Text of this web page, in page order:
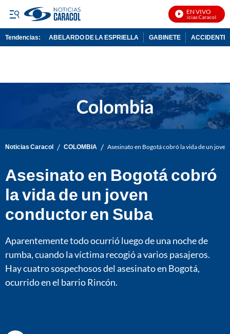
EN VIVO
Noticias Caracol En
Tendencias: ABELARDO DE LA ESPRIELLA GABINETE ACCIDENTE
Noticias Caracol / COLOMBIA / Asesinato en Bogotá cobró la vida de un
Asesinato en Bogotá cobró
la vida de un joven
conductor en Suba
Aparentemente todo ocurrió luego de una noche de
rumba, cuando la víctima recogió a varios pasajeros.
Hay cuatro sospechosos del asesinato en Bogotá,
ocurrido en el barrio Rincón.